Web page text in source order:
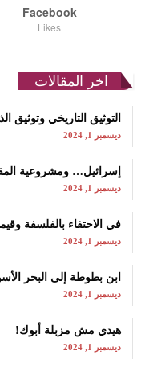
Facebook
Likes
اخر المقالات
التوثيق التاريخي وتوثيق
ديسمبر 1, 2024
إسرائيل… ومشروعية
ديسمبر 1, 2024
في الاحتفاء بالفلسفة
ديسمبر 1, 2024
ابن بطوطة إلى البحر
ديسمبر 1, 2024
هيدي مش مزبلة أبوك!
ديسمبر 1, 2024